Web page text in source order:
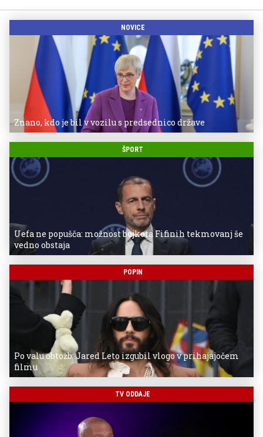
NOVICE
Znano, kdo je bil v vozilu s predsednico države
ŠPORT
Uefa ne popušča: možnost bojkota Fifinih tekmovanj še
vedno obstaja
POPIN
Po valu obtožb: Jared Leto izgubil vlogo v prihajajočem
filmu
TV ODDAJE